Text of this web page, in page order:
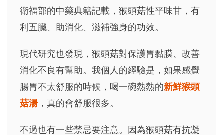
衛福部的中藥典籍記載，猴頭菇性平味甘，有
利五臟、助消化、滋補強身的功效。
現代研究也發現，猴頭菇對保護胃黏膜、改善
消化不良有幫助。我個人的經驗是，如果感覺
腸胃不太舒服的時候，喝一碗熱熱的新鮮猴頭
菇湯，真的會舒服很多。
不過也有一些禁忌要注意。因為猴頭菇有抗凝